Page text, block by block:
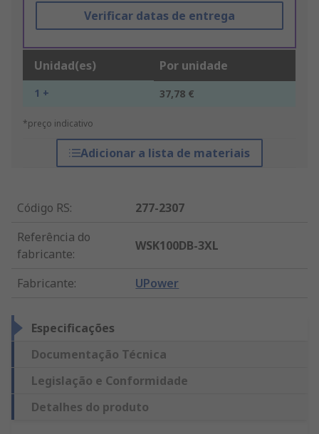
Verificar datas de entrega
Unidad(es) Por unidade
1 + 37,78 €
*preço indicativo
Adicionar a lista de materiais
Código RS:
277-2307
Referência do
fabricante:
WSK100DB-3XL
Fabricante: UPower
Especificações
Documentação Técnica
Legislação e Conformidade
Detalhes do produto